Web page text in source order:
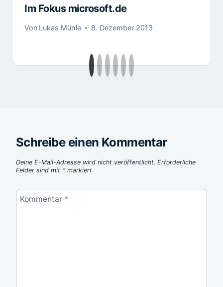
Im Fokus microsoft.de
Von Lukas Mühle 8. Dezember 2013
Schreibe einen Kommentar
Deine E-Mail-Adresse wird nicht veröffentlicht. Erforderliche
Felder sind mit * markiert
Kommentar *